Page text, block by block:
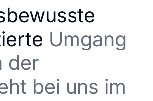
Umgang
der
bei uns im